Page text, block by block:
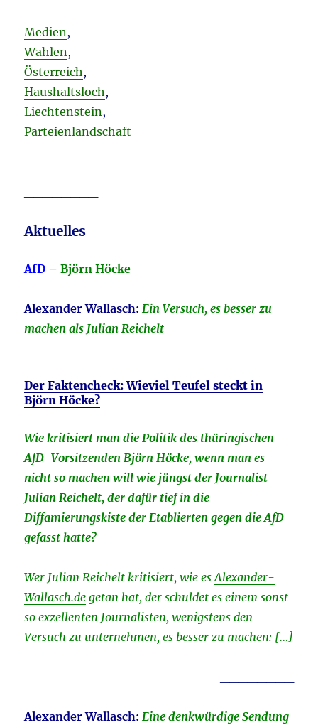
Medien,
Wahlen,
Österreich,
Haushaltsloch,
Liechtenstein,
Parteienlandschaft
Aktuelles
AfD –Björn Höcke
Alexander Wallasch: Ein Versuch, es besser zu
machen als Julian Reichelt
Der Faktencheck: Wieviel Teufel steckt in
Björn Höcke?
Wie kritisiert man die Politik des thüringischen
AfD-Vorsitzenden Björn Höcke, wenn man es
nicht so machen will wie jüngst der Journalist
Julian Reichelt, der dafür tief in die
Diffamierungskiste der Etablierten gegen die AfD
gefasst hatte?
Wer Julian Reichelt kritisiert, wie esAlexander-
Wallasch.de getan hat, der schuldet es einem sonst
so exzellenten Journalisten, wenigstens den
Versuch zu unternehmen, es besser zu machen: […]
Alexander Wallasch: Eine denkwürdige Sendung